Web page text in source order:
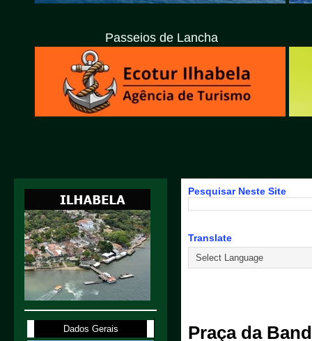
Passeios de Lancha
Pesquisar Neste Site
Translate
Praça da
Dados Gerais